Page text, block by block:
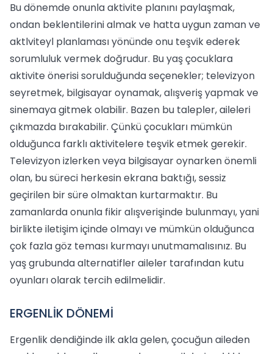
Bu dönemde onunla aktivite planını paylaşmak,
ondan beklentilerini almak ve hatta uygun zaman ve
aktlviteyl planlaması yönünde onu teşvik ederek
sorumluluk vermek doğrudur. Bu yaş çocuklara
aktivite önerisi sorulduğunda seçenekler; televizyon
seyretmek, bilgisayar oynamak, alışveriş yapmak ve
sinemaya gitmek olabilir. Bazen bu talepler, aileleri
çıkmazda bırakabilir. Çünkü çocukları mümkün
olduğunca farklı aktivitelere teşvik etmek gerekir.
Televizyon izlerken veya bilgisayar oynarken önemli
olan, bu süreci herkesin ekrana baktığı, sessiz
geçirilen bir süre olmaktan kurtarmaktır. Bu
zamanlarda onunla fikir alışverişinde bulunmayı, yani
birlikte iletişim içinde olmayı ve mümkün olduğunca
çok fazla göz teması kurmayı unutmamalısınız. Bu
yaş grubunda alternatifler aileler tarafından kutu
oyunları olarak tercih edilmelidir.
ERGENLİK DÖNEMİ
Ergenlik dendiğinde ilk akla gelen, çocuğun aileden